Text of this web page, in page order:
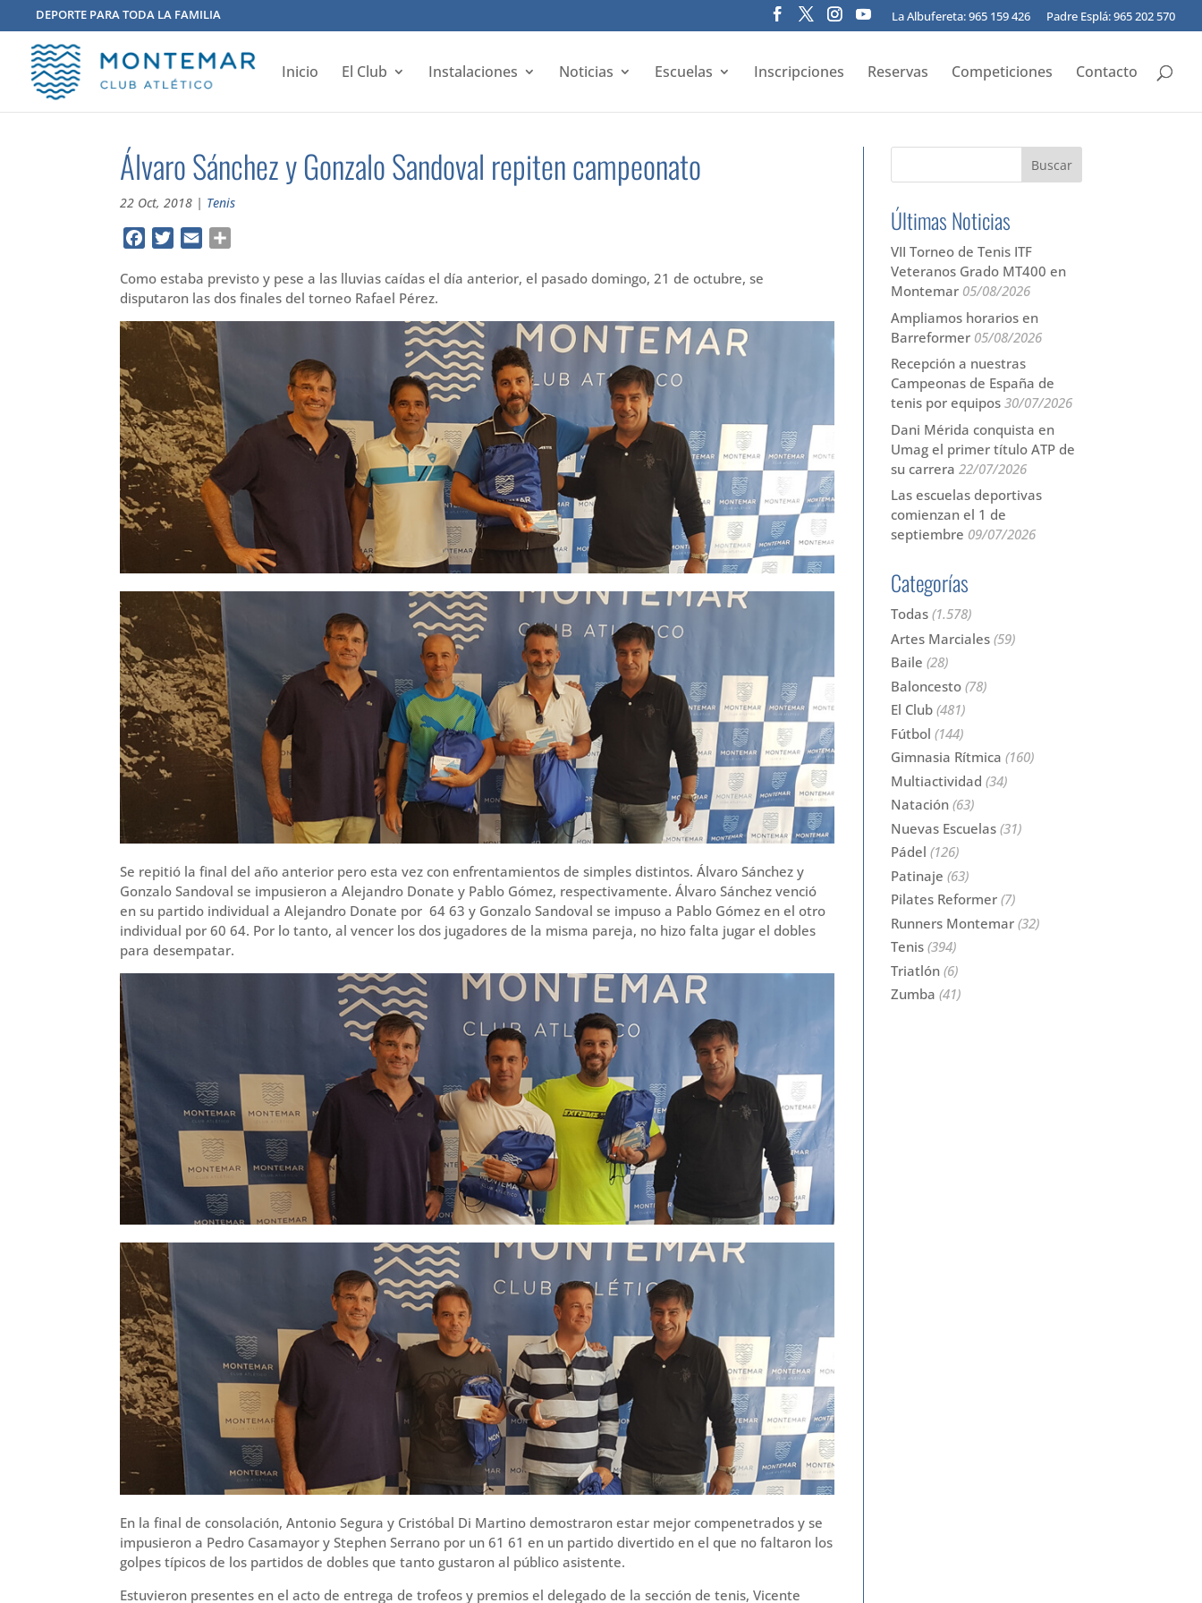
DEPORTE PARA TODA LA FAMILIA La Albufereta: 965 159 426 Padre Esplá: 965 202 570
Inicio El Club Instalaciones Noticias Escuelas Inscripciones Reservas Competiciones Contacto
Álvaro Sánchez y Gonzalo Sandoval repiten campeonato
22 Oct, 2018 | Tenis
FacebookTwitterEmail
Como estaba previsto y pese a las lluvias caídas el día anterior, el pasado domingo, 21 de octubre, se
disputaron las dos finales del torneo Rafael Pérez.
Se repitió la final del año anterior pero esta vez con enfrentamientos de simples distintos. Álvaro Sánchez y
Gonzalo Sandoval se impusieron a Alejandro Donate y Pablo Gómez, respectivamente. Álvaro Sánchez venció
en su partido individual a Alejandro Donate por 64 63 y Gonzalo Sandoval se impuso a Pablo Gómez en el otro
individual por 60 64. Por lo tanto, al vencer los dos jugadores de la misma pareja, no hizo falta jugar el dobles
para desempatar.
En la final de consolación, Antonio Segura y Cristóbal Di Martino demostraron estar mejor compenetrados y se
impusieron a Pedro Casamayor y Stephen Serrano por un 61 61 en un partido divertido en el que no faltaron los
golpes típicos de los partidos de dobles que tanto gustaron al público asistente.
Estuvieron presentes en el acto de entrega de trofeos y premios el delegado de la sección de tenis, Vicente
Últimas Noticias
VII Torneo de Tenis ITF
Veteranos Grado MT400 en
Montemar 05/08/2026
Ampliamos horarios en
Barreformer 05/08/2026
Recepción a nuestras
Campeonas de España de
tenis por equipos 30/07/2026
Dani Mérida conquista en
Umag el primer título ATP de
su carrera 22/07/2026
Las escuelas deportivas
comienzan el 1 de
septiembre 09/07/2026
Categorías
Todas(1.578)
Artes Marciales(59)
Baile (28)
Baloncesto(78)
El Club(481)
Fútbol (144)
Gimnasia Rítmica (160)
Multiactividad (34)
Natación(63)
Nuevas Escuelas(31)
Pádel (126)
Patinaje (63)
Pilates Reformer(7)
Runners Montemar(32)
Tenis(394)
Triatlón(6)
Zumba (41)